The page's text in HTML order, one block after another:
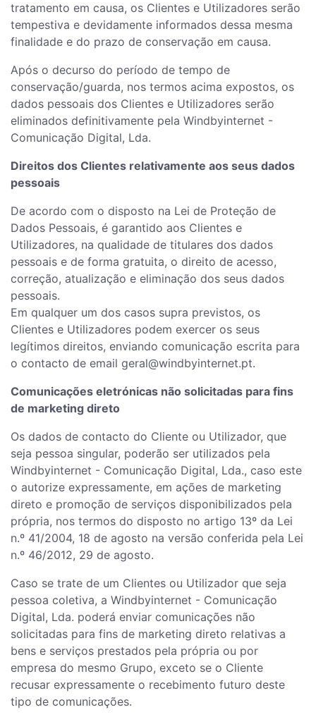
tratamento em causa, os Clientes e Utilizadores serão
tempestiva e devidamente informados dessa mesma
finalidade e do prazo de conservação em causa.
Após o decurso do período de tempo de
conservação/guarda, nos termos acima expostos, os
dados pessoais dos Clientes e Utilizadores serão
eliminados definitivamente pela Windbyinternet -
Comunicação Digital, Lda.
Direitos dos Clientes relativamente aos seus dados
pessoais
De acordo com o disposto na Lei de Proteção de
Dados Pessoais, é garantido aos Clientes e
Utilizadores, na qualidade de titulares dos dados
pessoais e de forma gratuita, o direito de acesso,
correção, atualização e eliminação dos seus dados
pessoais.
Em qualquer um dos casos supra previstos, os
Clientes e Utilizadores podem exercer os seus
legítimos direitos, enviando comunicação escrita para
o contacto de email geral@windbyinternet.pt.
Comunicações eletrónicas não solicitadas para fins
de marketing direto
Os dados de contacto do Cliente ou Utilizador, que
seja pessoa singular, poderão ser utilizados pela
Windbyinternet - Comunicação Digital, Lda., caso este
o autorize expressamente, em ações de marketing
direto e promoção de serviços disponibilizados pela
própria, nos termos do disposto no artigo 13º da Lei
n.º 41/2004, 18 de agosto na versão conferida pela Lei
n.º 46/2012, 29 de agosto.
Caso se trate de um Clientes ou Utilizador que seja
pessoa coletiva, a Windbyinternet - Comunicação
Digital, Lda. poderá enviar comunicações não
solicitadas para fins de marketing direto relativas a
bens e serviços prestados pela própria ou por
empresa do mesmo Grupo, exceto se o Cliente
recusar expressamente o recebimento futuro deste
tipo de comunicações.